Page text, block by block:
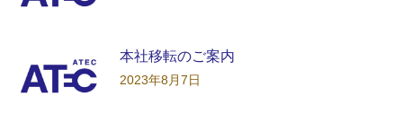
本社移転のご案内
2023年8月7日